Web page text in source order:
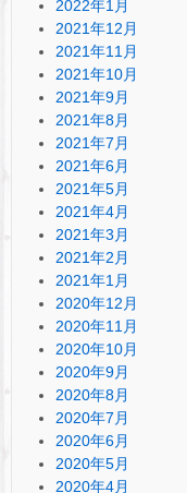
2022年1月
2021年12月
2021年11月
2021年10月
2021年9月
2021年8月
2021年7月
2021年6月
2021年5月
2021年4月
2021年3月
2021年2月
2021年1月
2020年12月
2020年11月
2020年10月
2020年9月
2020年8月
2020年7月
2020年6月
2020年5月
2020年4月